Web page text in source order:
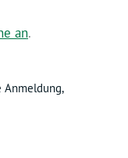
an.
Anmeldung,